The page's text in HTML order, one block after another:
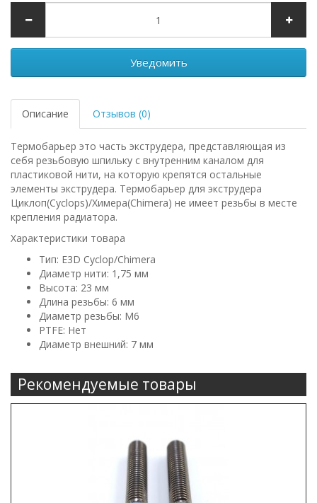
Уведомить
Описание Отзывов (0)
Термобарьер это часть экструдера, представляющая из
себя резьбовую шпильку с внутренним каналом для
пластиковой нити, на которую крепятся остальные
элементы экструдера. Термобарьер для экструдера
Циклоп(Cyclops)/Химера(Chimera) не имеет резьбы в месте
крепления радиатора.
Xарактеристики товара
Тип: E3D Cyclop/Chimera
Диаметр нити: 1,75 мм
Высота: 23 мм
Длина резьбы: 6 мм
Диаметр резьбы: М6
PTFE: Нет
Диаметр внешний: 7 мм
Рекомендуемые товары